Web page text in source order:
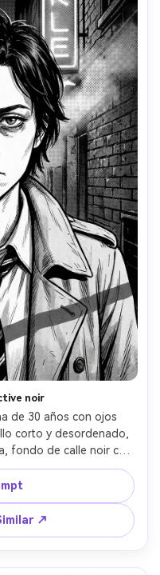
noir
de 30 años con ojos
corto y desordenado,
fondo de calle noir con
profundas, negros
screentone de
cercano tipo suspense,
sin subtítulos, lente
campo --ar 4:5
↗